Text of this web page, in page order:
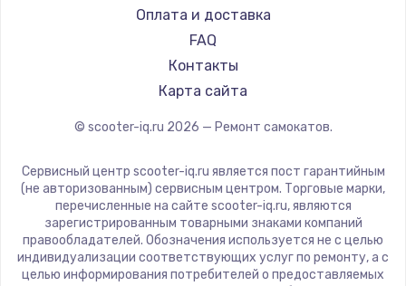
Segway
KIRIN
Оплата и доставка
FAQ
Контакты
Карта сайта
© scooter-iq.ru 2026 — Ремонт самокатов.
Сервисный центр scooter-iq.ru является пост гарантийным
(не авторизованным) сервисным центром. Торговые марки,
перечисленные на сайте scooter-iq.ru, являются
зарегистрированным товарными знаками компаний
правообладателей. Обозначения используется не с целью
индивидуализации соответствующих услуг по ремонту, а с
целью информирования потребителей о предоставляемых